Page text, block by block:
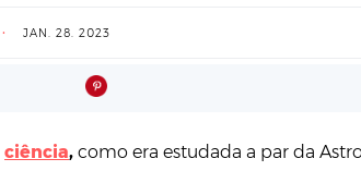
JAN. 28. 2023
ciência, como era estudada a par da